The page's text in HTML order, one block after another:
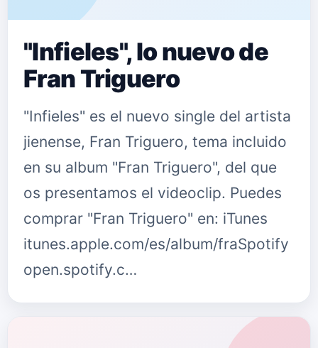
"Infieles", lo nuevo de
Fran Triguero
"Infieles" es el nuevo single del artista
jienense, Fran Triguero, tema incluido
en su album "Fran Triguero", del que
os presentamos el videoclip. Puedes
comprar "Fran Triguero" en: iTunes
itunes.apple.com/es/album/fraSpotify
open.spotify.c…